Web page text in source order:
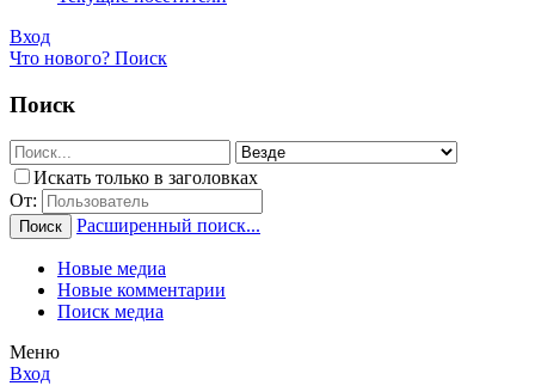
Вход
Что нового? Поиск
Поиск
Искать только в заголовках
От:
Поиск Расширенный поиск...
Новые медиа
Новые комментарии
Поиск медиа
Меню
Вход